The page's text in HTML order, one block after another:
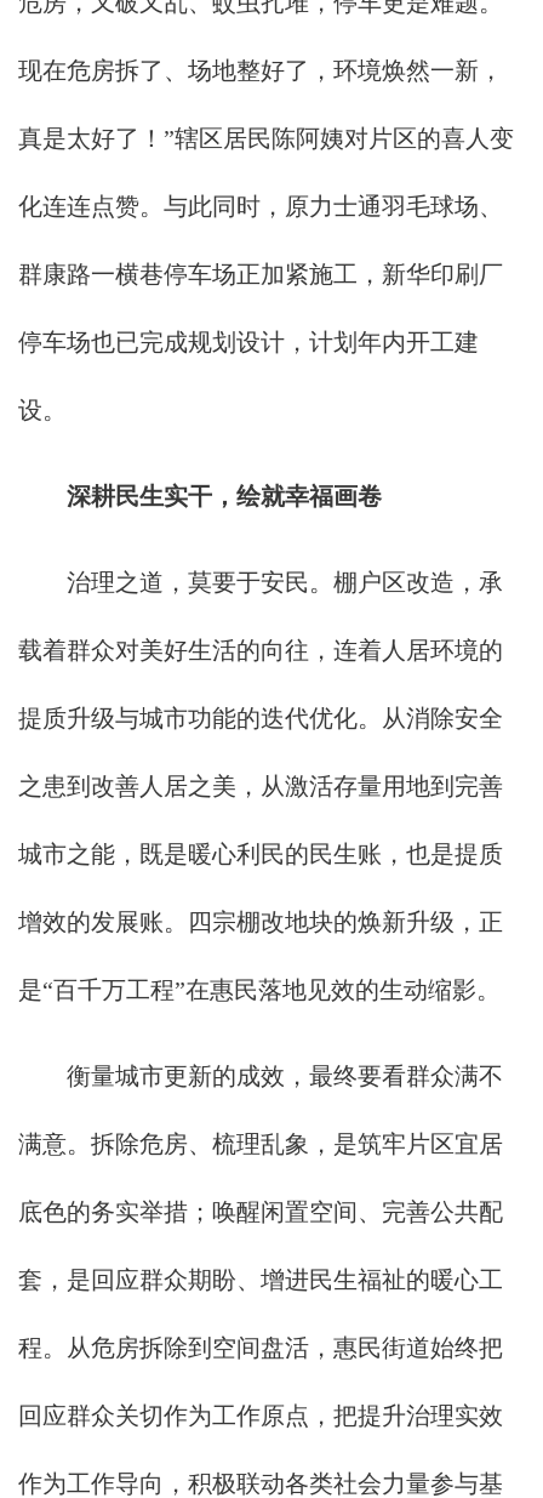
现在危房拆了、场地整好了，环境焕然一新，
真是太好了！”辖区居民陈阿姨对片区的喜人变
化连连点赞。与此同时，原力士通羽毛球场、
群康路一横巷停车场正加紧施工，新华印刷厂
停车场也已完成规划设计，计划年内开工建
设。
深耕民生实干，绘就幸福画卷
治理之道，莫要于安民。棚户区改造，承
载着群众对美好生活的向往，连着人居环境的
提质升级与城市功能的迭代优化。从消除安全
之患到改善人居之美，从激活存量用地到完善
城市之能，既是暖心利民的民生账，也是提质
增效的发展账。四宗棚改地块的焕新升级，正
是“百千万工程”在惠民落地见效的生动缩影。
衡量城市更新的成效，最终要看群众满不
满意。拆除危房、梳理乱象，是筑牢片区宜居
底色的务实举措；唤醒闲置空间、完善公共配
套，是回应群众期盼、增进民生福祉的暖心工
程。从危房拆除到空间盘活，惠民街道始终把
回应群众关切作为工作原点，把提升治理实效
作为工作导向，积极联动各类社会力量参与基